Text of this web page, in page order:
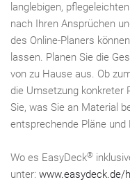
langlebigen,
nach Ihren Ansprüchen
des Online-Planers
lassen. Planen Sie die
von zu Hause aus. Ob
die Umsetzung konkreter
Sie, was Sie an Material
entsprechende Pläne und
Wo es EasyDeck®
unter: www.easydeck.de/